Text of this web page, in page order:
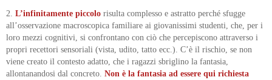
2. L’infinitamente piccolo risulta complesso e astratto perché sfugge
all’osservazione macroscopica familiare ai giovanissimi studenti, che, per i
loro mezzi cognitivi, si confrontano con ciò che percepiscono attraverso i
propri recettori sensoriali (vista, udito, tatto ecc.). C’è il rischio, se non
viene creato il contesto adatto, che i ragazzi sbriglino la fantasia,
allontanandosi dal concreto. Non è la fantasia ad essere qui richiesta